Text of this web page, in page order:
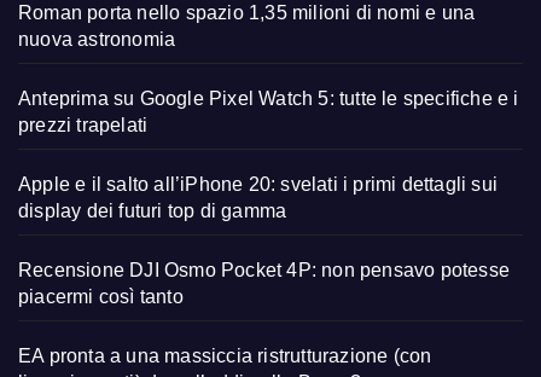
Roman porta nello spazio 1,35 milioni di nomi e una
nuova astronomia
Anteprima su Google Pixel Watch 5: tutte le specifiche e i
prezzi trapelati
Apple e il salto all’iPhone 20: svelati i primi dettagli sui
display dei futuri top di gamma
Recensione DJI Osmo Pocket 4P: non pensavo potesse
piacermi così tanto
EA pronta a una massiccia ristrutturazione (con